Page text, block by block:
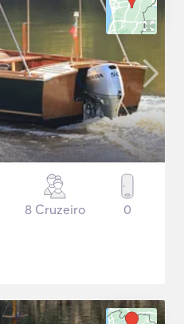
8 Cruzeiro 0